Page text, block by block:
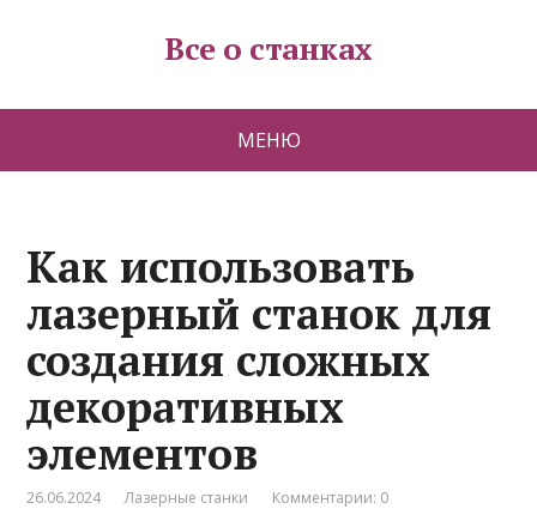
Все о станках
МЕНЮ
Как использовать
лазерный станок для
создания сложных
декоративных
элементов
26.06.2024 Лазерные станки Комментарии: 0